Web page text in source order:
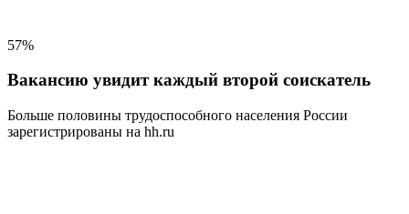
57%
Вакансию увидит каждый второй соискатель
Больше половины трудоспособного населения России
зарегистрированы на hh.ru